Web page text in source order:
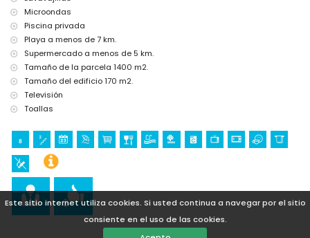
Este sitio internet utiliza cookies. Si usted continua a navegar por el sitio
consiente en el uso de las cookies.
Microondas
Piscina privada
Playa a menos de 7 km.
Supermercado a menos de 5 km.
Tamaño de la parcela 1400 m2.
Tamaño del edificio 170 m2.
Televisión
Toallas